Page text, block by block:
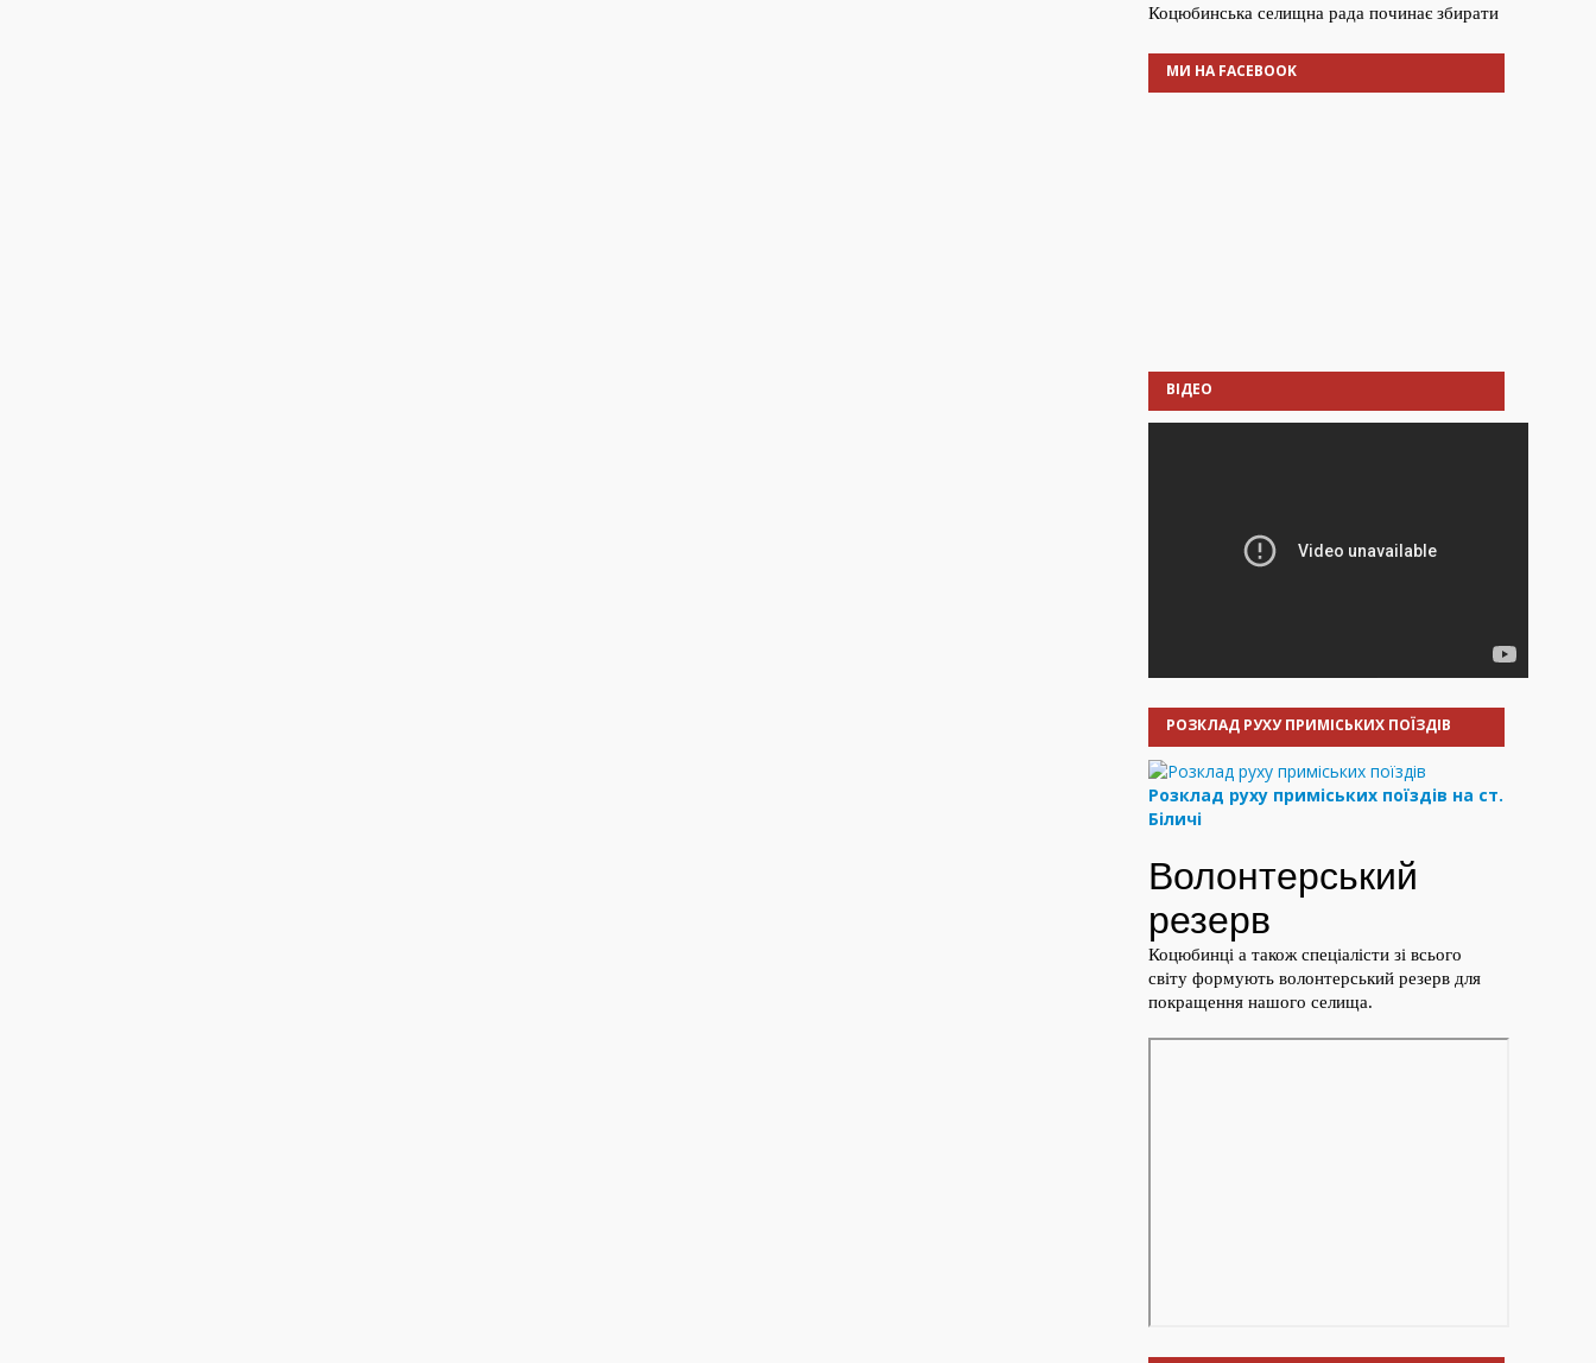
МИ НА FACEBOOK
ВІДЕО
РОЗКЛАД РУХУ ПРИМІСЬКИХ ПОЇЗДІВ
Розклад руху приміських поїздів на ст.
Біличі